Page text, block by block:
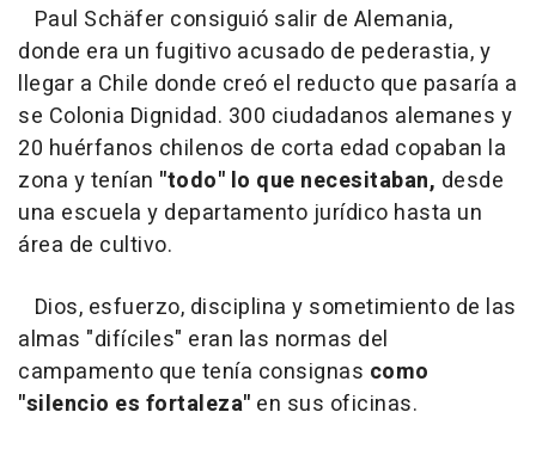
Paul Schäfer consiguió salir de Alemania,
donde era un fugitivo acusado de pederastia, y
llegar a Chile donde creó el reducto que pasaría a
se Colonia Dignidad. 300 ciudadanos alemanes y
20 huérfanos chilenos de corta edad copaban la
zona y tenían "todo" lo que necesitaban, desde
una escuela y departamento jurídico hasta un
área de cultivo.
Dios, esfuerzo, disciplina y sometimiento de las
almas "difíciles" eran las normas del
campamento que tenía consignas como
"silencio es fortaleza" en sus oficinas.